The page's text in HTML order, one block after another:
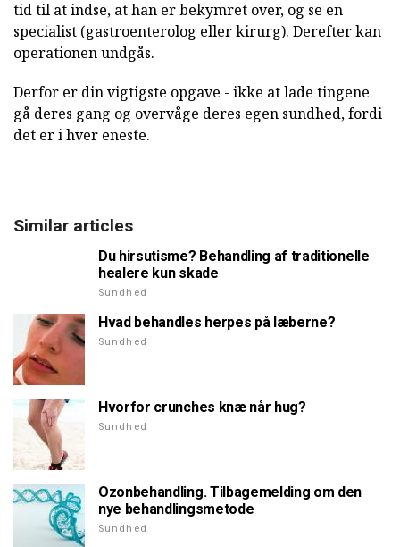
tid til at indse, at han er bekymret over, og se en
specialist (gastroenterolog eller kirurg). Derefter kan
operationen undgås.
Derfor er din vigtigste opgave - ikke at lade tingene
gå deres gang og overvåge deres egen sundhed, fordi
det er i hver eneste.
Similar articles
Du hirsutisme? Behandling af traditionelle
healere kun skade
Sundhed
Hvad behandles herpes på læberne?
Sundhed
Hvorfor crunches knæ når hug?
Sundhed
Ozonbehandling. Tilbagemelding om den
nye behandlingsmetode
Sundhed